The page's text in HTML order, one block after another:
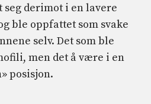
seg derimot i en lavere
ble oppfattet som svake
selv. Det som ble
men det å være i en
posisjon.